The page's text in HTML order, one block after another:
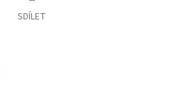
SDÍLET